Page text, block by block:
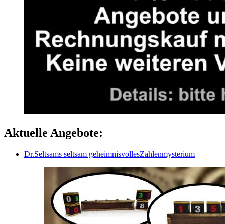
Aktuelle Angebote:
Dr.Seltsams seltsam geheimnisvollesZahlenmysterium